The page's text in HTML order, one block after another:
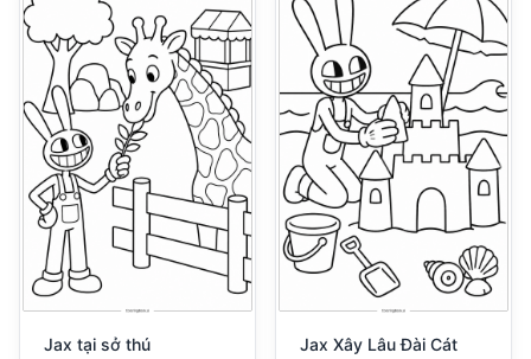
Jax tại sở thú Jax Xây Lâu Đài Cát